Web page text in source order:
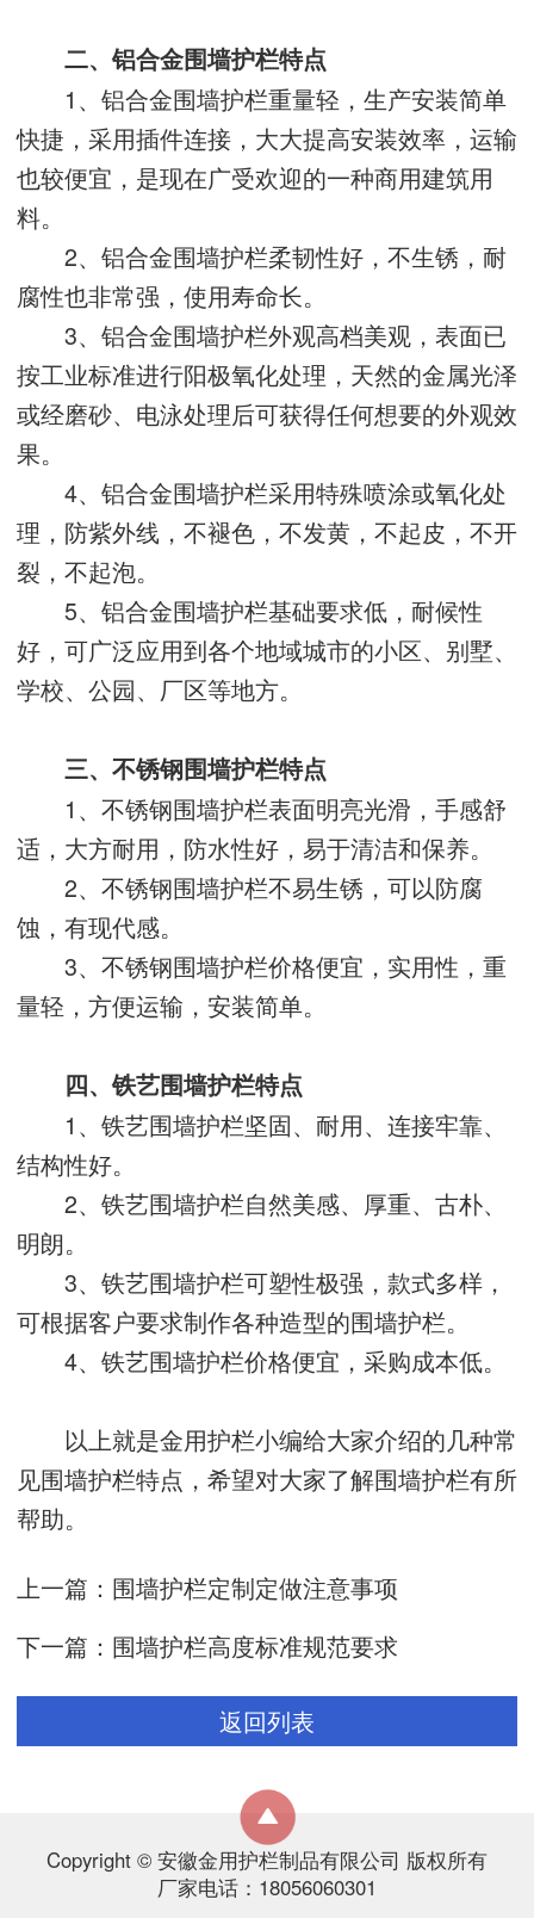
二、铝合金围墙护栏特点
1、铝合金围墙护栏重量轻，生产安装简单
快捷，采用插件连接，大大提高安装效率，运输
也较便宜，是现在广受欢迎的一种商用建筑用
料。
2、铝合金围墙护栏柔韧性好，不生锈，耐
腐性也非常强，使用寿命长。
3、铝合金围墙护栏外观高档美观，表面已
按工业标准进行阳极氧化处理，天然的金属光泽
或经磨砂、电泳处理后可获得任何想要的外观效
果。
4、铝合金围墙护栏采用特殊喷涂或氧化处
理，防紫外线，不褪色，不发黄，不起皮，不开
裂，不起泡。
5、铝合金围墙护栏基础要求低，耐候性
好，可广泛应用到各个地域城市的小区、别墅、
学校、公园、厂区等地方。
三、不锈钢围墙护栏特点
1、不锈钢围墙护栏表面明亮光滑，手感舒
适，大方耐用，防水性好，易于清洁和保养。
2、不锈钢围墙护栏不易生锈，可以防腐
蚀，有现代感。
3、不锈钢围墙护栏价格便宜，实用性，重
量轻，方便运输，安装简单。
四、铁艺围墙护栏特点
1、铁艺围墙护栏坚固、耐用、连接牢靠、
结构性好。
2、铁艺围墙护栏自然美感、厚重、古朴、
明朗。
3、铁艺围墙护栏可塑性极强，款式多样，
可根据客户要求制作各种造型的围墙护栏。
4、铁艺围墙护栏价格便宜，采购成本低。
以上就是金用护栏小编给大家介绍的几种常
见围墙护栏特点，希望对大家了解围墙护栏有所
帮助。
上一篇： 围墙护栏定制定做注意事项
下一篇： 围墙护栏高度标准规范要求
返回列表
Copyright © 安徽金用护栏制品有限公司 版权所有
厂家电话：18056060301